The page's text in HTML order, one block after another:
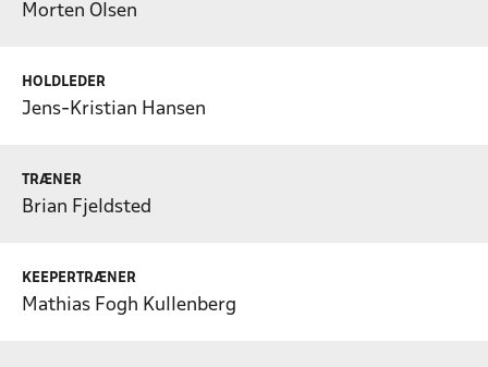
Morten Olsen
HOLDLEDER
Jens-Kristian Hansen
TRÆNER
Brian Fjeldsted
KEEPERTRÆNER
Mathias Fogh Kullenberg